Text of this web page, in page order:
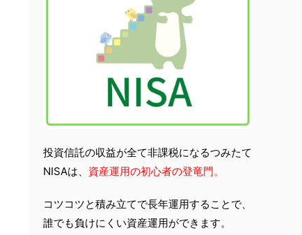
投資信託の収益が全て非課税になるつみたて
NISAは、 資産運用の初心者の登竜門。
コツコツと積み立てで長年運用することで、
誰でも負けにくい資産運用ができます。